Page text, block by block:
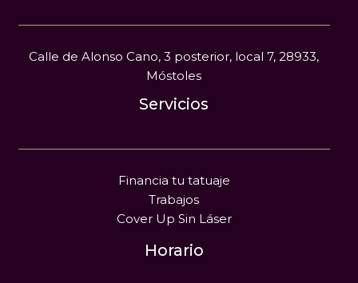
Calle de Alonso Cano, 3 posterior, local 7, 28933,
Móstoles
Servicios
Financia tu tatuaje
Trabajos
Cover Up Sin Láser
Horario